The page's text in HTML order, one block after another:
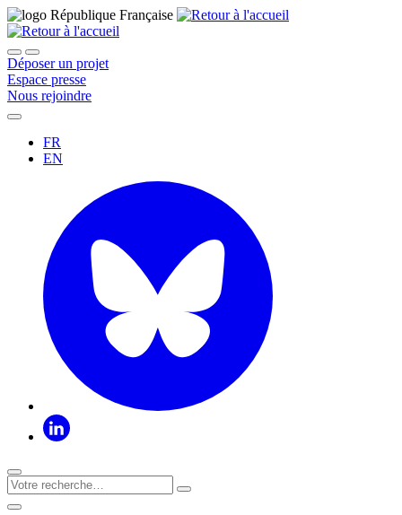
Déposer un projet
Espace presse
Nous rejoindre
FR
EN